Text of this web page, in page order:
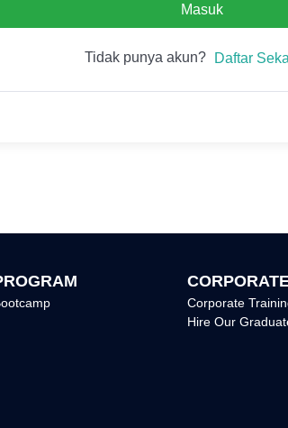
Masuk
Tidak punya akun? Daftar
Corporate
Hire Our